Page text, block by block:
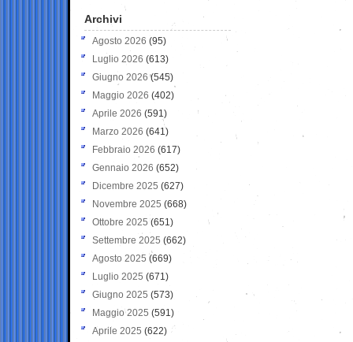
Archivi
Agosto 2026 (95)
Luglio 2026 (613)
Giugno 2026 (545)
Maggio 2026 (402)
Aprile 2026 (591)
Marzo 2026 (641)
Febbraio 2026 (617)
Gennaio 2026 (652)
Dicembre 2025 (627)
Novembre 2025 (668)
Ottobre 2025 (651)
Settembre 2025 (662)
Agosto 2025 (669)
Luglio 2025 (671)
Giugno 2025 (573)
Maggio 2025 (591)
Aprile 2025 (622)